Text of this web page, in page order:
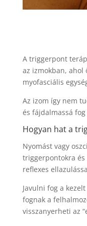
A triggerpont
az izmokban, ahol
myofasciális
Az izom így nem
és fájdalmassá
Hogyan hat a
Nyomást vagy
triggerpontokra és
reflexes
Javulni fog a
fognak a
visszanyerheti az